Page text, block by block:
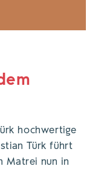
hochwertige
Türk führt
Matrei nun in